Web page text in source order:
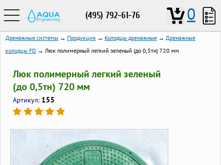
(495) 792-61-76 0
Дренажные системы → Продукция → Колодцы дренажные → Дренажные
колодцы FD → Люк полимерный легкий зеленый (до 0,5тн) 720 мм
Люк полимерный легкий зеленый
(до 0,5тн) 720 мм
Артикул: 155